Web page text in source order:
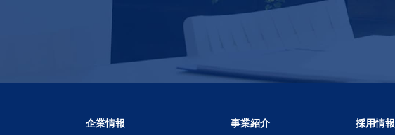
企業情報 事業紹介 採用情報